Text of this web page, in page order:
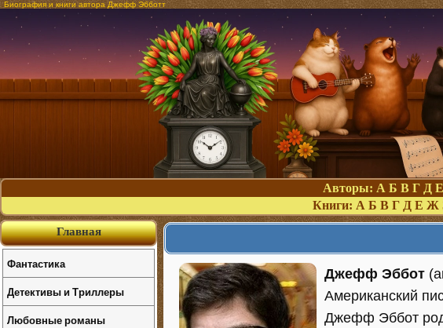
Биография и книги автора Джефф Эбботт
Авторы: А Б В Г Д Е
Книги: А Б В Г Д Е Ж
Джефф Эббот
Американский
Джефф Эббот
Главная
Фантастика
Детективы и Триллеры
Любовные романы